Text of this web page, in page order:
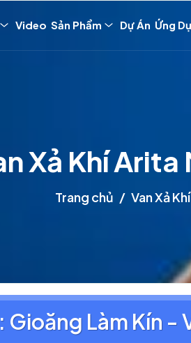
Video Sản Phẩm Dự Án Ứng
Xả Khí
Trang chủ Van Xả
Gioăng Làm Kín -